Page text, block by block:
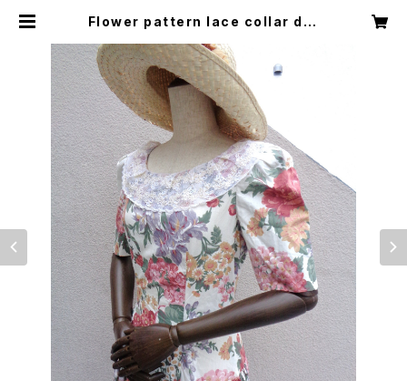
Flower pattern lace collar dre
ピース | Little Trip to Heaven